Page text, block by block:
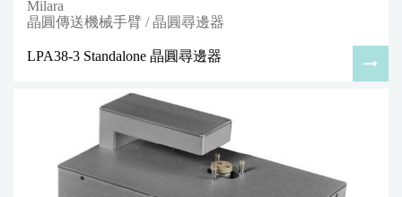
Milara
晶圓傳送機械手臂 / 晶圓尋邊器
LPA38-3 Standalone 晶圓尋邊器